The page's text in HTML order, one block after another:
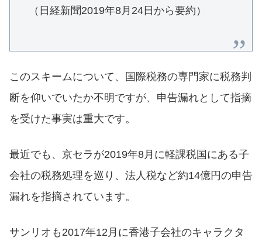
（日経新聞2019年8月24日から要約）
このスキームについて、国際税務の専門家に税務判
断を仰いでいたか不明ですが、申告漏れとして指摘
を受けた事実は重大です。
最近でも、京セラが2019年8月に軽課税国にある子
会社の税務処理を巡り、法人税など約14億円の申告
漏れを指摘されています。
サンリオも2017年12月に香港子会社のキャラクタ